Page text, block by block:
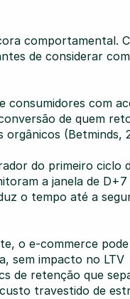
comportamental.
de considerar
consumidores com
de quem
orgânicos (Betminds,
do primeiro ciclo
a janela de
o tempo até a
o e-commerce
sem impacto no LTV
de retenção que
travestido de